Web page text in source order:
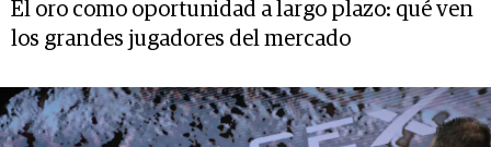
El oro como oportunidad a largo plazo: qué ven
los grandes jugadores del mercado